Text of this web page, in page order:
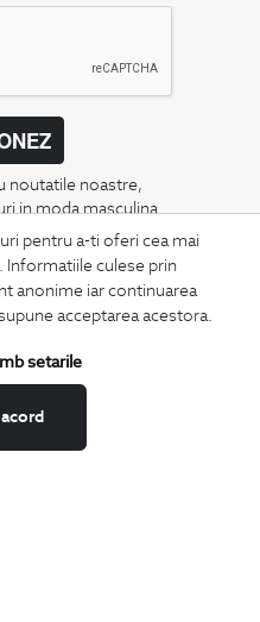
pentru a-ti oferi cea mai
Informatiile culese prin
anonime iar continuarea
acceptarea acestora.
setarile
noutatile noastre,
in moda masculina.
conditii
si retur
datelor